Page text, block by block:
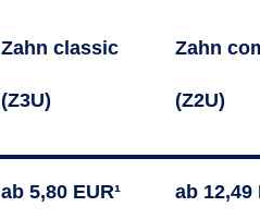
Zahn classic
(Z3U)
Zahn
(Z2U)
ab 5,80 EUR¹ ab 12,49